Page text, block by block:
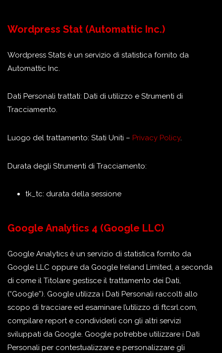
Wordpress Stat (Automattic Inc.)
Wordpress Stats è un servizio di statistica fornito da
Automattic Inc.
Dati Personali trattati: Dati di utilizzo e Strumenti di
Tracciamento.
Luogo del trattamento: Stati Uniti – Privacy Policy.
Durata degli Strumenti di Tracciamento:
tk_tc: durata della sessione
Google Analytics 4 (Google LLC)
Google Analytics è un servizio di statistica fornito da
Google LLC oppure da Google Ireland Limited, a seconda
di come il Titolare gestisce il trattamento dei Dati,
(“Google”). Google utilizza i Dati Personali raccolti allo
scopo di tracciare ed esaminare l’utilizzo di ftcsrl.com,
compilare report e condividerli con gli altri servizi
sviluppati da Google. Google potrebbe utilizzare i Dati
Personali per contestualizzare e personalizzare gli